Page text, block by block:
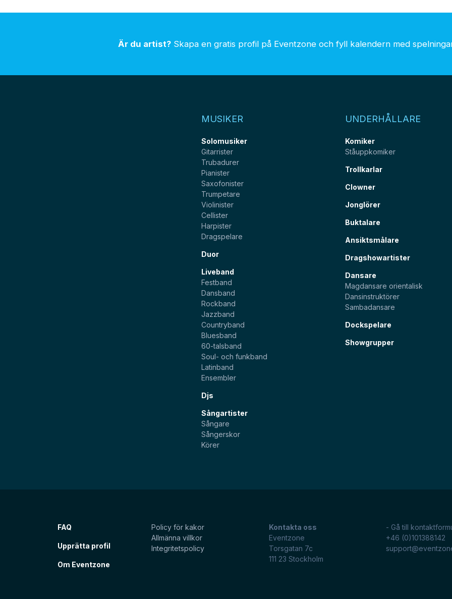
Är du artist? Skapa en gratis profil på Eventzone och fyll kalendern med
MUSIKER
Solomusiker
Gitarrister
Trubadurer
Pianister
Saxofonister
Trumpetare
Violinister
Cellister
Harpister
Dragspelare
Duor
Liveband
Festband
Dansband
Rockband
Jazzband
Countryband
Bluesband
60-talsband
Soul- och funkband
Latinband
Ensembler
Djs
Sångartister
Sångare
Sångerskor
Körer
UNDERHÅLLARE
Komiker
Ståuppkomiker
Trollkarlar
Clowner
Jonglörer
Buktalare
Ansiktsmålare
Dragshowartister
Dansare
Magdansare orientalisk
Dansinstruktörer
Sambadansare
Dockspelare
Showgrupper
FAQ
Upprätta profil
Om Eventzone
Policy för kakor
Allmänna villkor
Integritetspolicy
Kontakta oss
Eventzone
Torsgatan 7c
111 23 Stockholm
- Gå till
+46 (0)101388142